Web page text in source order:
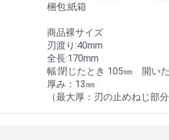
梱包:紙箱
商品裸サイズ
刃渡り:40mm
全長:170mm
幅:閉じたとき 105㎜ 開い
厚み：13㎜
（最大厚：刃の止めねじ部分